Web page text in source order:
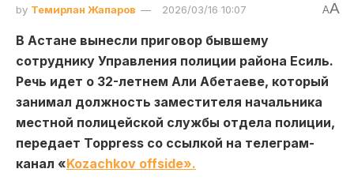
by Темирлан Жапаров 2026/03/16 10:07 AA
В Астане вынесли приговор бывшему
сотруднику Управления полиции района Есиль.
Речь идет о 32-летнем Али Абетаеве, который
занимал должность заместителя начальника
местной полицейской службы отдела полиции,
передает Toppress со ссылкой на телеграм-
канал «Kozachkov offside».